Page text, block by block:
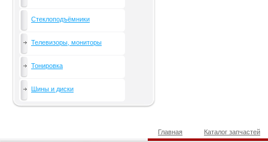
Стеклоподъёмники
Телевизоры, мониторы
Тонировка
Шины и диски
Главная Каталог запчастей